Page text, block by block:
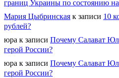
границ Украины по состоянию
Мария Цыбринская к записи 10
рублей?
юра к записи Почему Салават
герой России?
юра к записи Почему Салават
герой России?